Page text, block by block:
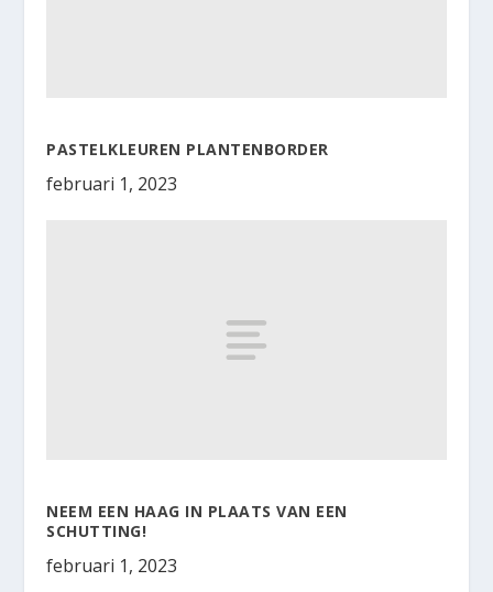
PASTELKLEUREN PLANTENBORDER
februari 1, 2023
NEEM EEN HAAG IN PLAATS VAN EEN
SCHUTTING!
februari 1, 2023